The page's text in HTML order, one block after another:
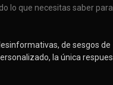
lo que necesitas saber para
de sesgos de
la única